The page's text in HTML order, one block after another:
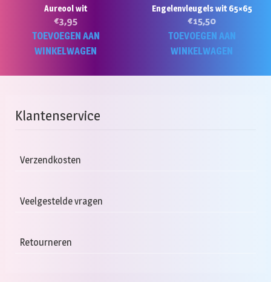
Aureool wit
€3,95
TOEVOEGEN AAN
WINKELWAGEN
Engelenvleugels wit 65×65
€15,50
TOEVOEGEN AAN
WINKELWAGEN
Klantenservice
Verzendkosten
Veelgestelde vragen
Retourneren